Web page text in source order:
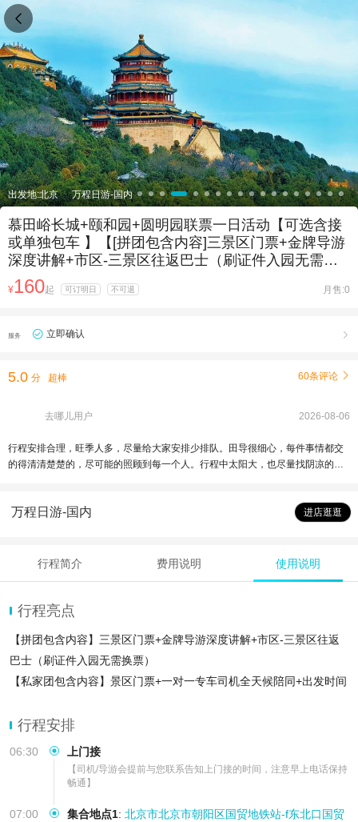
出发地:北京 万程日游-国内
慕田峪长城+颐和园+圆明园联票一日活动【可选含接
或单独包车 】【[拼团包含内容]三景区门票+金牌导游
深度讲解+市区-三景区往返巴士（刷证件入园无需换
票）】
¥160起 可订明日 不可退 月售:0
服务 立即确认 
5.0 分 超棒 60条评论 
去哪儿用户 2026-08-06
行程安排合理，旺季人多，尽量给大家安排少排队。田导很细心，每件事情都交
的得清清楚楚的，尽可能的照顾到每一个人。行程中太阳大，也尽量找阴凉的地
万程日游-国内 进店逛逛
行程简介 费用说明 使用说明
行程亮点
【拼团包含内容】三景区门票+金牌导游深度讲解+市区-三景区往返
巴士（刷证件入园无需换票）
【私家团包含内容】景区门票+一对一专车司机全天候陪同+出发时间
【行程保障】行程中在线客服全程在线服务，24小时在线客服电话
（保证出行质量
行程安排
06:30 上门接
【司机/导游会提前与您联系告知上门接的时间，注意早上电话保持
畅通】
07:00 集合地点1: 北京市北京市朝阳区国贸地铁站-f东北口国贸
